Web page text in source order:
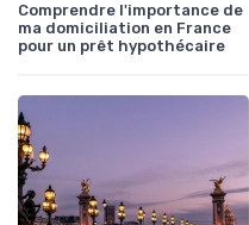
Comprendre l'importance de
ma domiciliation en France
pour un prêt hypothécaire